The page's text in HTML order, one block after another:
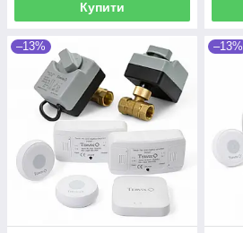
Купити
–13% –13%